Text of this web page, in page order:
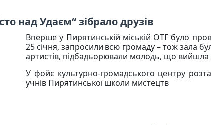
над Удаєм“ зібрало друзів
Вперше у Пирятинській міській ОТГ було
25 січня, запросили всю громаду – тож зала
артистів, підбадьорювали молодь, що
У фойє культурно-громадського центру
учнів Пирятинської школи мистецтв